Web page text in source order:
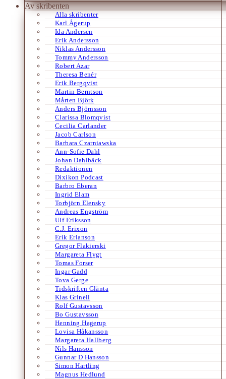
Av skribenten
Alla skribenter
Karl Ågerup
Ida Andersen
Erik Andersson
Niklas Andersson
Tommy Andersson
Robert Azar
Theresa Benér
Erik Bergqvist
Martin Berntson
Mårten Björk
Anders Björnsson
Clarissa Blomqvist
Cecilia Carlander
Jacob Carlson
Barbara Czarniawska
Ann-Sofie Dahl
Johan Dahlbäck
Redaktionen
Dixikon Podcast
Barbro Eberan
Ingrid Elam
Torbjörn Elensky
Andreas Engström
Ulf Eriksson
C.J. Erixon
Erik Erlanson
Gregor Flakierski
Margareta Flygt
Tomas Forser
Ingar Gadd
Tova Gerge
Tidskriften Glänta
Klas Grinell
Rolf Gustavsson
Bo Gustavsson
Henning Hagerup
Lovisa Håkansson
Margareta Hallberg
Nils Hansson
Gunnar D Hansson
Simon Hartling
Magnus Hedlund